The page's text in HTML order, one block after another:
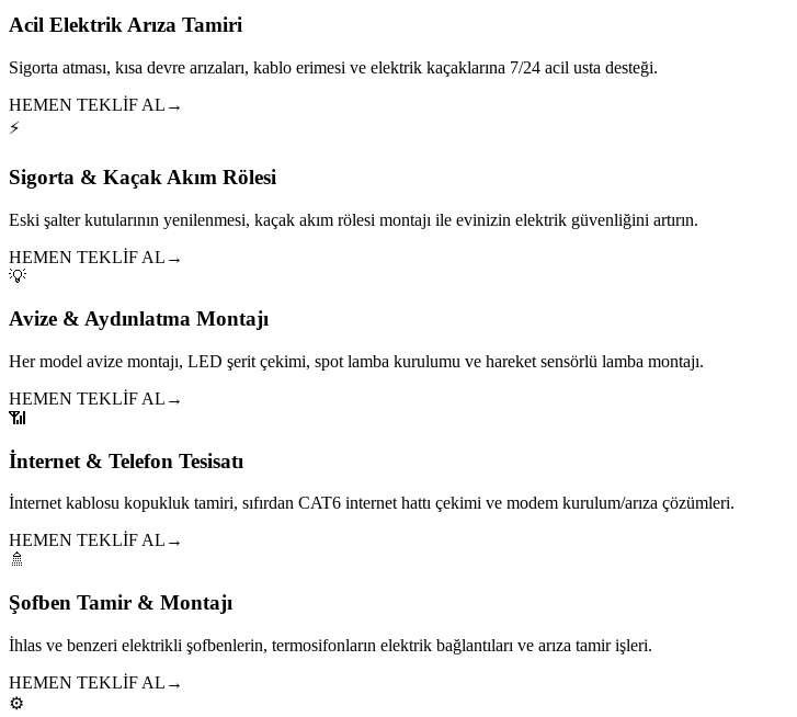
Acil Elektrik Arıza Tamiri
Sigorta atması, kısa devre arızaları, kablo erimesi ve elektrik kaçaklarına 7/24 acil usta desteği.
HEMEN TEKLİF AL →
⚡
Sigorta & Kaçak Akım Rölesi
Eski şalter kutularının yenilenmesi, kaçak akım rölesi montajı ile evinizin elektrik güvenliğini artırın.
HEMEN TEKLİF AL →
💡
Avize & Aydınlatma Montajı
Her model avize montajı, LED şerit çekimi, spot lamba kurulumu ve hareket sensörlü lamba montajı.
HEMEN TEKLİF AL →
📶
İnternet & Telefon Tesisatı
İnternet kablosu kopukluk tamiri, sıfırdan CAT6 internet hattı çekimi ve modem kurulum/arıza çözümleri.
HEMEN TEKLİF AL →
🚿
Şofben Tamir & Montajı
İhlas ve benzeri elektrikli şofbenlerin, termosifonların elektrik bağlantıları ve arıza tamir işleri.
HEMEN TEKLİF AL →
⚙️